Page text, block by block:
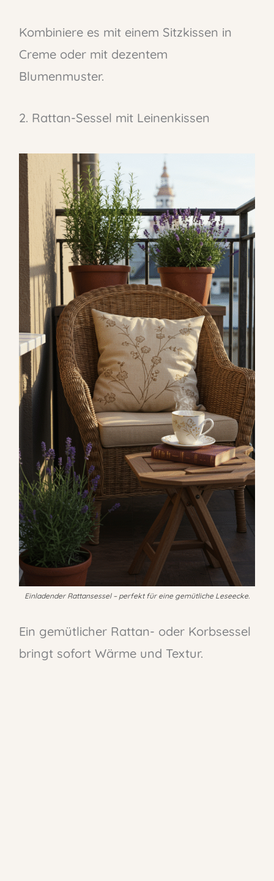
Kombiniere es mit einem Sitzkissen in
Creme oder mit dezentem
Blumenmuster.
2. Rattan-Sessel mit Leinenkissen
Einladender Rattansessel – perfekt für eine gemütliche Leseecke.
Ein gemütlicher Rattan- oder Korbsessel
bringt sofort Wärme und Textur.